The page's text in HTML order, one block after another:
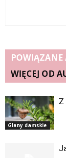
POWIĄZANE
WIĘCEJ OD
Glany damskie
Z